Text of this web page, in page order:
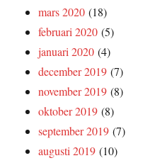
mars 2020 (18)
februari 2020 (5)
januari 2020 (4)
december 2019 (7)
november 2019 (8)
oktober 2019 (8)
september 2019 (7)
augusti 2019 (10)